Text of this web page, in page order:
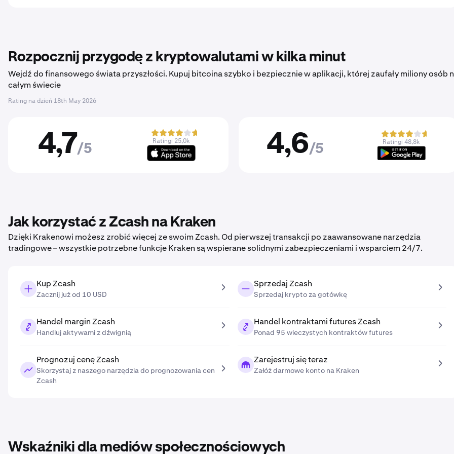
Rozpocznij przygodę z kryptowalutami w kilka minut
Wejdź do finansowego świata przyszłości. Kupuj bitcoina szybko i bezpiecznie w aplikacji, której zaufały miliony osób
całym świecie
Rating na dzień 18th May 2026
4,7/5
Ratingi 25,0k 4,6/5
Ratingi 48,8k
Jak korzystać z Zcash na Kraken
Dzięki Krakenowi możesz zrobić więcej ze swoim Zcash. Od pierwszej transakcji po zaawansowane narzędzia
tradingowe – wszystkie potrzebne funkcje Kraken są wspierane solidnymi zabezpieczeniami i wsparciem 24/7.
Kup Zcash
Zacznij już od 10 USD
Sprzedaj Zcash
Sprzedaj krypto za gotówkę
Handel margin Zcash
Handluj aktywami z dźwignią
Handel kontraktami futures Zcash
Ponad 95 wieczystych kontraktów futures
Prognozuj cenę Zcash
Skorzystaj z naszego narzędzia do prognozowania cen
Zcash
Zarejestruj się teraz
Załóż darmowe konto na Kraken
Wskaźniki dla mediów społecznościowych